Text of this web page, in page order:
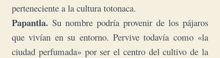
perteneciente a la cultura totonaca.
Papantla. Su nombre podría provenir de los pájaros
que vivían en su entorno. Pervive todavía como «la
ciudad perfumada» por ser el centro del cultivo de la